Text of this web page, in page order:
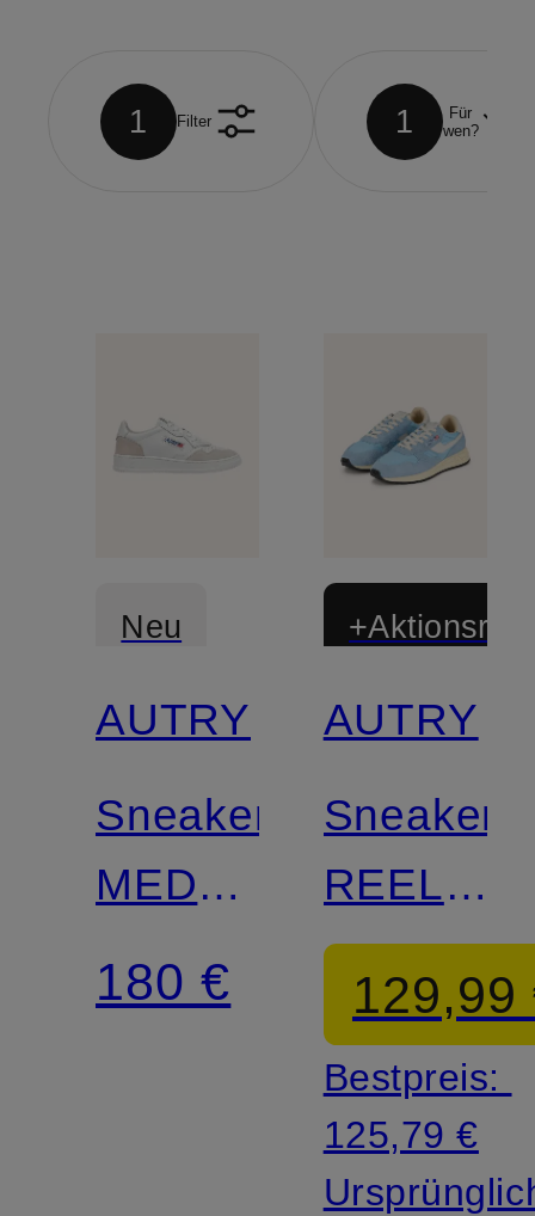
1 Filter 1
Für
wen?
Neu
AUTRY
Sneaker
MEDALIST
LOW
WOM
180 €
AUTRY
Sneaker
LOW
NC129,99
Bestpreis:
125,79 €